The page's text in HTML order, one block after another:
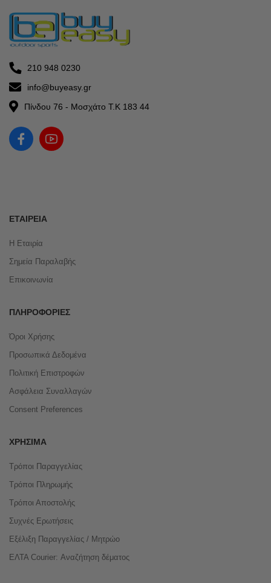
210 948 0230
info@buyeasy.gr
Πίνδου 76 - Μοσχάτο Τ.Κ 183 44
ΕΤΑΙΡΕΊΑ
Η Εταιρία
Σημεία Παραλαβής
Επικοινωνία
ΠΛΗΡΟΦΟΡΊΕΣ
Όροι Χρήσης
Προσωπικά Δεδομένα
Πολιτική Επιστροφών
Ασφάλεια Συναλλαγών
Consent Preferences
ΧΡΉΣΙΜΑ
Τρόποι Παραγγελίας
Τρόποι Πληρωμής
Τρόποι Αποστολής
Συχνές Ερωτήσεις
Εξέλιξη Παραγγελίας / Μητρώο
ΕΛΤΑ Courier: Αναζήτηση δέματος